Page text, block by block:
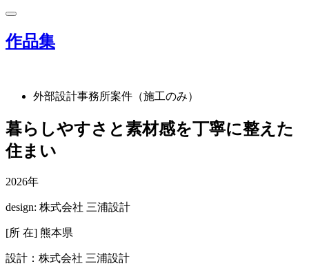
作品集
外部設計事務所案件（施工のみ）
暮らしやすさと素材感を丁寧に整えた
住まい
2026年
design: 株式会社 三浦設計
[所 在] 熊本県
設計：株式会社 三浦設計